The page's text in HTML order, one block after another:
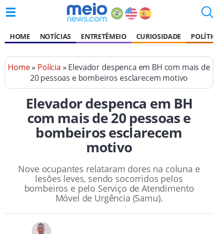
HOME NOTÍCIAS ENTRETÊMEIO CURIOSIDADE
Home» Polícia » Elevador despenca em BH com mais de
20 pessoas e bombeiros esclarecem motivo
Elevador despenca em BH
com mais de 20 pessoas e
bombeiros esclarecem
motivo
Nove ocupantes relataram dores na coluna e
lesões leves, sendo socorridos pelos
bombeiros e pelo Serviço de Atendimento
Móvel de Urgência (Samu).